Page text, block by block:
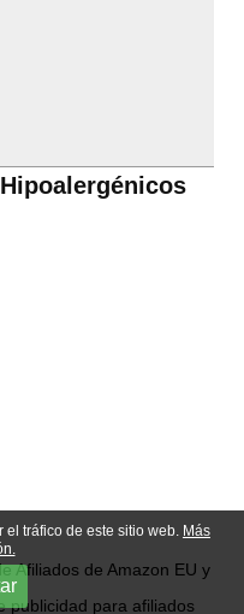
Hipoalergénicos
Afiliados de Amazon EU y
publicidad para afiliados
el tráfico de este sitio web. Más